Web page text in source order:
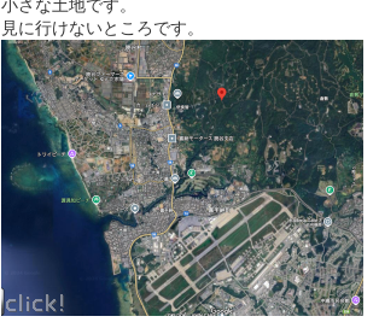
小さな土地です。
見に行けないところです。